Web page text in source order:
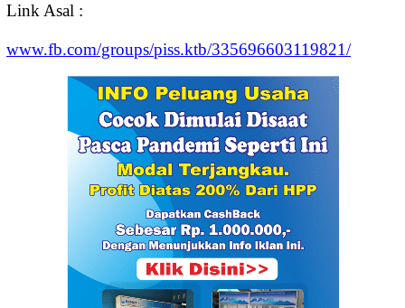
Link Asal :
www.fb.com/groups/piss.ktb/335696603119821/